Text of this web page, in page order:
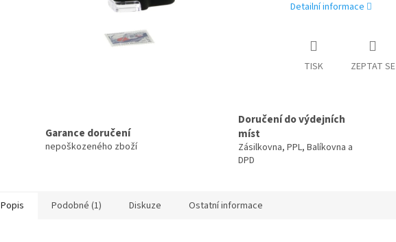
Detailní informace
TISK ZEPTAT SE
Garance doručení
nepoškozeného zboží
Doručení do výdejních
míst
Zásilkovna, PPL, Balíkovna a
DPD
Popis Podobné (1) Diskuze Ostatní informace